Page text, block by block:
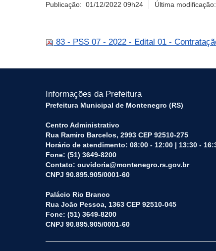
Publicação: 01/12/2022 09h24 Última
83 - PSS 07 - 2022 - Edital 01 -
Informações da Prefeitura
Prefeitura Municipal de Montenegro (RS)
Centro Administrativo
Rua Ramiro Barcelos, 2993 CEP 92510-275
Horário de atendimento: 08:00 - 12:00 | 13:30 -
Fone: (51) 3649-8200
Contato: ouvidoria@montenegro.rs.gov.br
CNPJ 90.895.905/0001-60
Palácio Rio Branco
Rua João Pessoa, 1363 CEP 92510-045
Fone: (51) 3649-8200
CNPJ 90.895.905/0001-60